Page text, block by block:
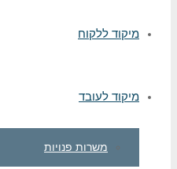
מיקוד ללקוח
מיקוד לעובד
משרות פנויות